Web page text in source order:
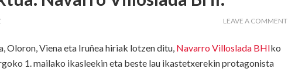
LEAVE A COMMENT
Oloron, Viena eta Iruñea hiriak lotzen ditu, Navarro Villoslada BHIko
1. mailako ikasleekin eta beste lau ikastetxerekin protagonista